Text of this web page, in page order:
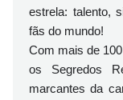
estrela: talento,
fãs do mundo!
Com mais de
os Segredos
marcantes da